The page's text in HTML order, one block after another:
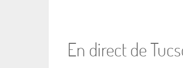
En direct de